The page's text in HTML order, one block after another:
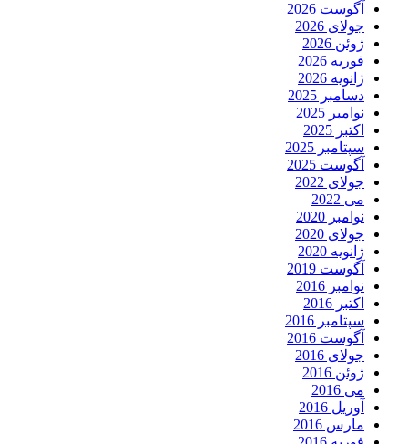
آگوست 2026
جولای 2026
ژوئن 2026
فوریه 2026
ژانویه 2026
دسامبر 2025
نوامبر 2025
اکتبر 2025
سپتامبر 2025
آگوست 2025
جولای 2022
می 2022
نوامبر 2020
جولای 2020
ژانویه 2020
آگوست 2019
نوامبر 2016
اکتبر 2016
سپتامبر 2016
آگوست 2016
جولای 2016
ژوئن 2016
می 2016
آوریل 2016
مارس 2016